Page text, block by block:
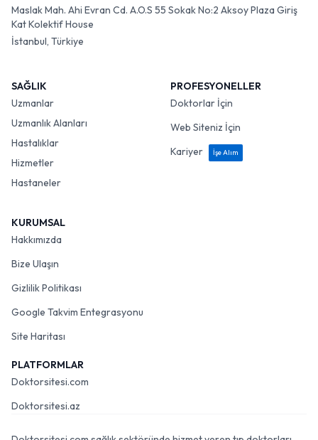
Maslak Mah. Ahi Evran Cd. A.O.S 55 Sokak No:2 Aksoy Plaza Giriş
Kat Kolektif House
İstanbul, Türkiye
SAĞLIK
Uzmanlar
Uzmanlık Alanları
Hastalıklar
Hizmetler
Hastaneler
PROFESYONELLER
Doktorlar İçin
Web Siteniz İçin
Kariyer
İşe Alım
KURUMSAL
Hakkımızda
Bize Ulaşın
Gizlilik Politikası
Google Takvim Entegrasyonu
Site Haritası
PLATFORMLAR
Doktorsitesi.com
Doktorsitesi.az